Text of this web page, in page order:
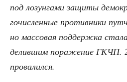
под лозун­га­ми защи­ты
го­чис­лен­ные про­тив­ни­ки
но мас­со­вая под­держ­ка
де­лив­шим пора­же­ние ГКЧП.
провалился.